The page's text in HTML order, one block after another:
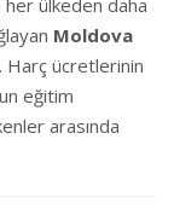
her ülkeden daha
Moldova
Harç ücretlerinin
eğitim
arasında